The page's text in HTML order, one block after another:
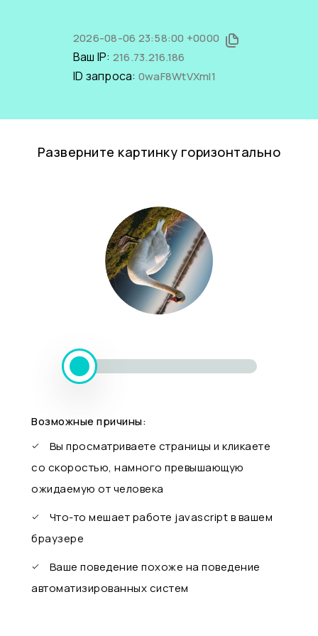
2026-08-06 23:58:00 +0000
Ваш IP: 216.73.216.186
ID запроса: 0waF8WtVXmI1
Разверните картинку горизонтально
Возможные причины:
Вы просматриваете страницы и кликаете
со скоростью, намного превышающую
ожидаемую от человека
Что-то мешает работе javascript в вашем
браузере
Ваше поведение похоже на поведение
автоматизированных систем